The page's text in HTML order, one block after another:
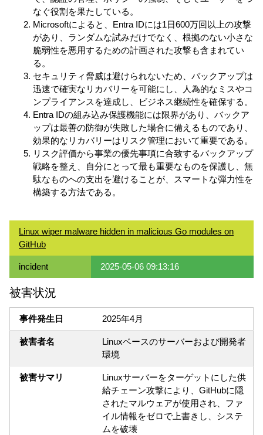
なぐ役割を果たしている。
Microsoftによると、Entra IDには1日600万回以上の攻撃
があり、ランダムな試みだけでなく、根拠のない小さな
脆弱性を悪用するための計画された攻撃も含まれてい
る。
セキュリティ脅威は避けられないため、バックアップは
迅速で確実なリカバリーを可能にし、人為的なミスやコ
ンプライアンスを達成し、ビジネス継続性を確保する。
Entra IDの組み込み保護機能には限界があり、バックア
ップは最善の防御が失敗した場合に備えるものであり、
効果的なリカバリーはリスク管理において重要である。
リスク評価から事業の優先事項に合致するバックアップ
戦略を整え、自分にとって最も重要なものを保護し、無
駄なものへの支出を避けることが、スマートな弾力性を
構築する方法である。
Linux wiper malware hidden in malicious Go modules on
GitHub
incident 2025-05-06 09:13:16
被害状況
事件発生日 2025年4月
被害者名
Linuxベースのサーバーおよび開発者
環境
被害サマリ
Linuxサーバーをターゲットにした供
給チェーン攻撃により、GitHubに隠
されたマルウェアが使用され、ファ
イル情報をゼロで上書きし、システ
ムを破壊